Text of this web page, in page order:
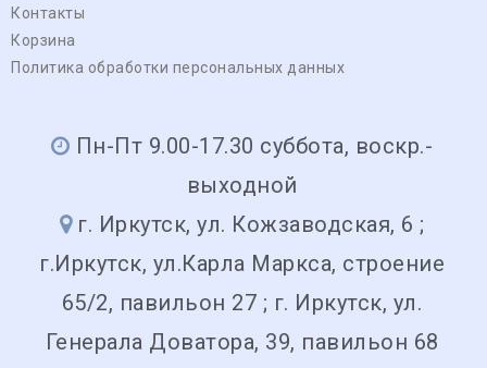
Контакты
Корзина
Политика обработки персональных данных
Пн-Пт 9.00-17.30 суббота, воскр.-
выходной
г. Иркутск, ул. Кожзаводская, 6 ;
г.Иркутск, ул.Карла Маркса, строение
65/2, павильон 27 ; г. Иркутск, ул.
Генерала Доватора, 39, павильон 68